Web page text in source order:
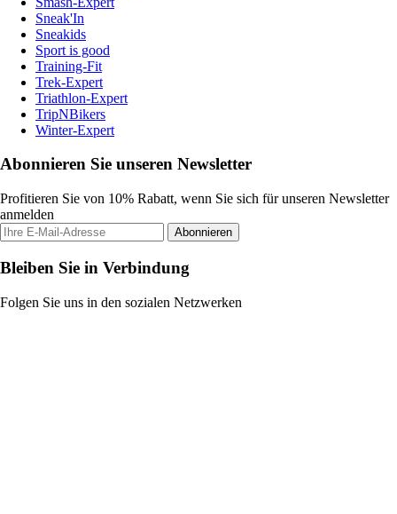
Sneak'In
Sneakids
Sport is good
Training-Fit
Trek-Expert
Triathlon-Expert
TripNBikers
Winter-Expert
Abonnieren Sie unseren Newsletter
Profitieren Sie von 10% Rabatt, wenn Sie sich für unseren Newsletter
anmelden
Abonnieren
Bleiben Sie in Verbindung
Folgen Sie uns in den sozialen Netzwerken